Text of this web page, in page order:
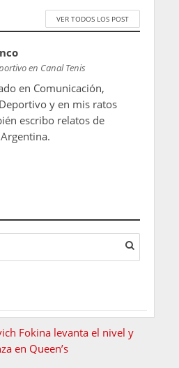
VER TODOS LOS POST
en Canal Tenis
en Comunicación,
y en mis ratos
escribo relatos de
Fokina levanta el nivel y
en Queen’s